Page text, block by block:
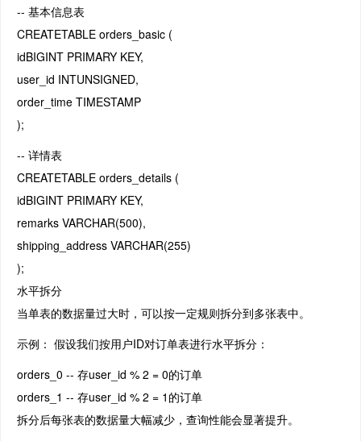
-- 基本信息表
CREATETABLE orders_basic (
idBIGINT PRIMARY KEY,
user_id INTUNSIGNED,
order_time TIMESTAMP
);
-- 详情表
CREATETABLE orders_details (
idBIGINT PRIMARY KEY,
remarks VARCHAR(500),
shipping_address VARCHAR(255)
);
水平拆分
当单表的数据量过大时，可以按一定规则拆分到多张表中。
示例： 假设我们按用户ID对订单表进行水平拆分：
orders_0 -- 存user_id % 2 = 0的订单
orders_1 -- 存user_id % 2 = 1的订单
拆分后每张表的数据量大幅减少，查询性能会显著提升。